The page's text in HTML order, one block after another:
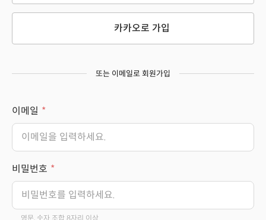
카카오로 가입
또는 이메일로 회원가입
이메일
비밀번호
영문, 숫자 조합 8자리 이상